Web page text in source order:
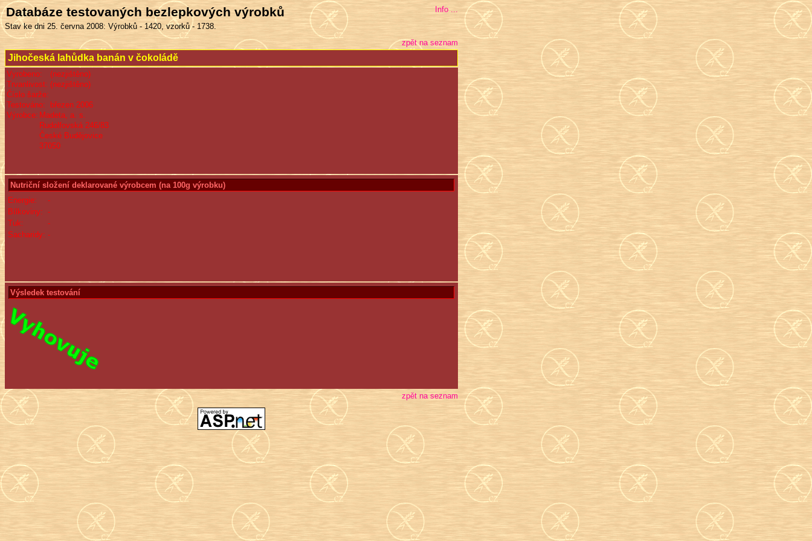
Info ...
Databáze testovaných bezlepkových výrobků
Stav ke dni 25. června 2008: Výrobků - 1420, vzorků - 1738.
zpět na seznam
Jihočeská lahůdka banán v čokoládě
Vyrobeno:
(nezjištěno)
Trvanlivost: (nezjištěno)
Číslo šarže:
Testováno:
březen 2006
Výrobce: Madeta, a. s.
Rudolfovská 246/83
České Budějovice
37050
Nutriční složení deklarované výrobcem (na 100g výrobku)
Energie:
-
Bílkoviny: -
Tuk:
-
Sacharidy: -
Výsledek testování
zpět na seznam